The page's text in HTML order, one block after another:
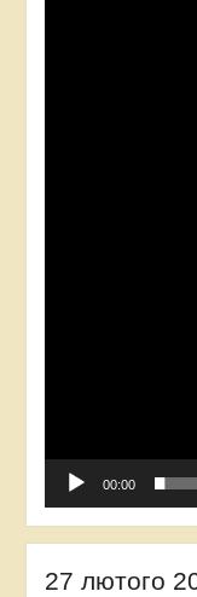
00:00
27 лютого